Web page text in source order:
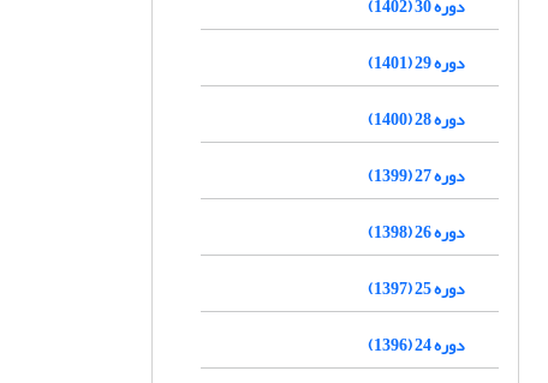
دوره 29 (1401)
دوره 28 (1400)
دوره 27 (1399)
دوره 26 (1398)
دوره 25 (1397)
دوره 24 (1396)